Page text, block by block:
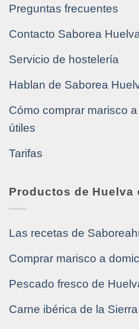
Preguntas frecuentes
Contacto Saborea
Servicio de hostelería
Hablan de Saborea
Cómo comprar marisco
útiles
Tarifas
Productos de Huelva
Las recetas de
Comprar marisco a
Pescado fresco de
Carne ibérica de la